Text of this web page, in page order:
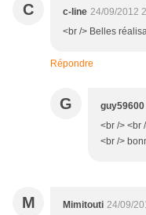
C c-line 24/09/2012
<br /> Belles
Répondre
G guy59600
<br /> <br
<br />
M Mimitouti 24/09/